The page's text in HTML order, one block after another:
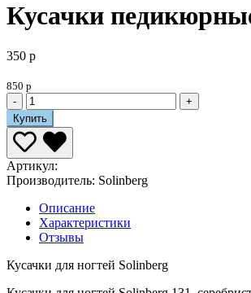
Кусачки
350 р
850 р
-
+
Купить
Артикул:
Производитель: Solinberg
Описание
Характеристики
Отзывы
Кусачки для ногтей Solinberg